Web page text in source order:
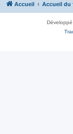
Accueil Accueil du